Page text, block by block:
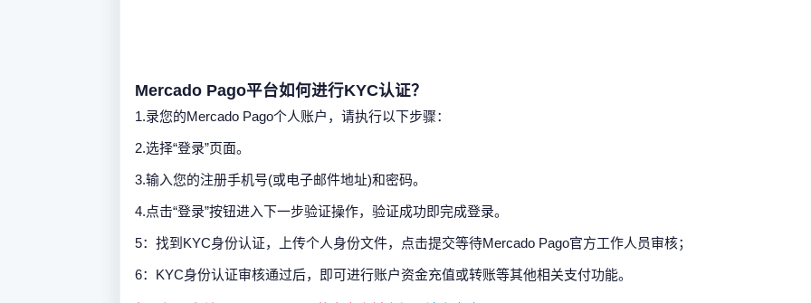
Mercado Pago平台如何进行KYC认证？
1.录您的Mercado Pago个人账户，请执行以下步骤：
2.选择“登录”页面。
3.输入您的注册手机号(或电子邮件地址)和密码。
4.点击“登录”按钮进入下一步验证操作，验证成功即完成登录。
5：找到KYC身份认证，上传个人身份文件，点击提交等待Mercado Pago官方工作人员审核；
6：KYC身份认证审核通过后，即可进行账户资金充值或转账等其他相关支付功能。